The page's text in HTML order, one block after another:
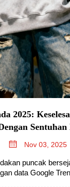
2025:
Nov 03, 2025
puncak
data Google